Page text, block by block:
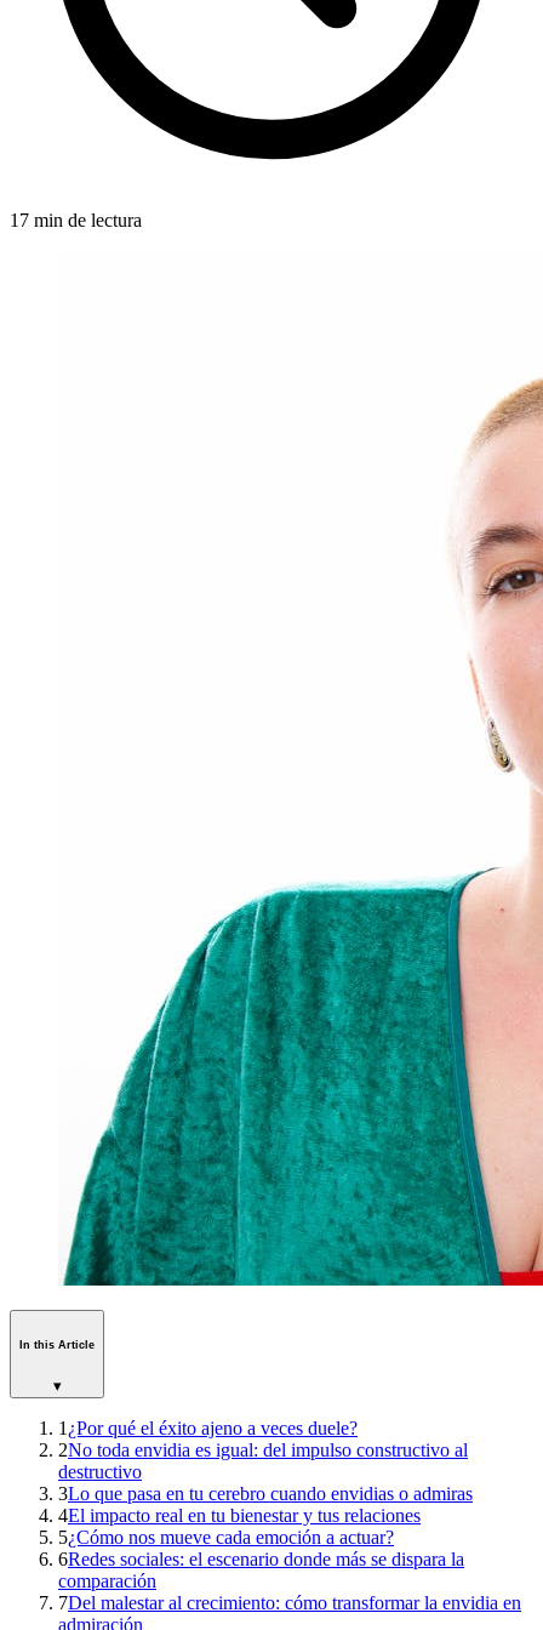
17 min de lectura
In this Article
▾
1 ¿Por qué el éxito ajeno a veces duele?
2No toda envidia es igual: del impulso constructivo al
destructivo
3Lo que pasa en tu cerebro cuando envidias o admiras
4El impacto real en tu bienestar y tus relaciones
5¿Cómo nos mueve cada emoción a actuar?
6Redes sociales: el escenario donde más se dispara la
comparación
7Del malestar al crecimiento: cómo transformar la envidia en
admiración